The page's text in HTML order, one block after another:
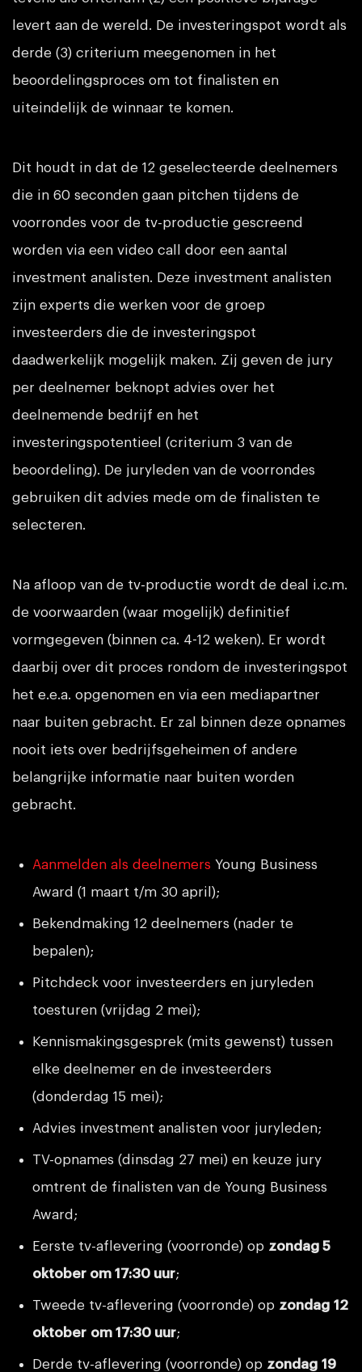
levert aan de wereld. De investeringspot wordt als
derde (3) criterium meegenomen in het
beoordelingsproces om tot finalisten en
uiteindelijk de winnaar te komen.
Dit houdt in dat de 12 geselecteerde deelnemers
die in 60 seconden gaan pitchen tijdens de
voorrondes voor de tv-productie gescreend
worden via een video call door een aantal
investment analisten. Deze investment analisten
zijn experts die werken voor de groep
investeerders die de investeringspot
daadwerkelijk mogelijk maken. Zij geven de jury
per deelnemer beknopt advies over het
deelnemende bedrijf en het
investeringspotentieel (criterium 3 van de
beoordeling). De juryleden van de voorrondes
gebruiken dit advies mede om de finalisten te
selecteren.
Na afloop van de tv-productie wordt de deal i.c.m.
de voorwaarden (waar mogelijk) definitief
vormgegeven (binnen ca. 4-12 weken). Er wordt
daarbij over dit proces rondom de investeringspot
het e.e.a. opgenomen en via een mediapartner
naar buiten gebracht. Er zal binnen deze opnames
nooit iets over bedrijfsgeheimen of andere
belangrijke informatie naar buiten worden
gebracht.
Aanmelden als deelnemers Young Business
Award (1 maart t/m 30 april);
Bekendmaking 12 deelnemers (nader te
bepalen);
Pitchdeck voor investeerders en juryleden
toesturen (vrijdag 2 mei);
Kennismakingsgesprek (mits gewenst) tussen
elke deelnemer en de investeerders
(donderdag 15 mei);
Advies investment analisten voor juryleden;
TV-opnames (dinsdag 27 mei) en keuze jury
omtrent de finalisten van de Young Business
Award;
Eerste tv-aflevering (voorronde) op zondag 5
oktober om 17:30 uur;
Tweede tv-aflevering (voorronde) op zondag 12
oktober om 17:30 uur;
Derde tv-aflevering (voorronde) op zondag 19